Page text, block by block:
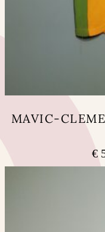
MAVIC-
€